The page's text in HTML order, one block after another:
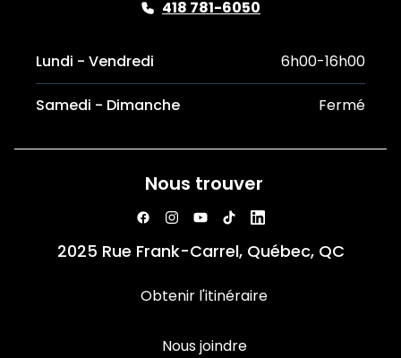
418 781-6050
Lundi - Vendredi 6h00-16h00
Samedi - Dimanche Fermé
Nous trouver
2025 Rue Frank-Carrel, Québec, QC
Obtenir l'itinéraire
Nous joindre